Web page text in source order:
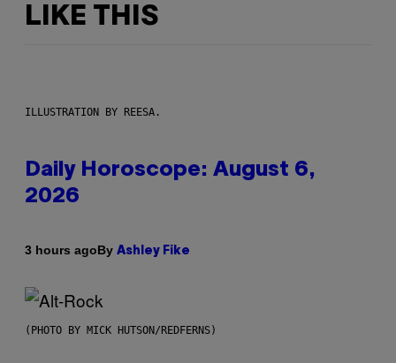
LIKE THIS
ILLUSTRATION BY REESA.
Daily Horoscope: August 6,
2026
3 hours agoBy Ashley Fike
(PHOTO BY MICK HUTSON/REDFERNS)